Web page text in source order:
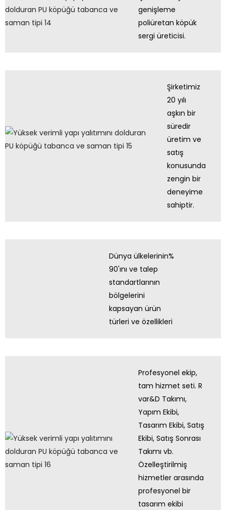
genişleme
poliüretan köpük
sergi üreticisi.
Şirketimiz
20 yılı
aşkın bir
süredir
üretim ve
satış
konusunda
zengin bir
deneyime
sahiptir.
Dünya ülkelerinin%
90'ını ve talep
standartlarının
bölgelerini
kapsayan ürün
türleri ve özellikleri
Profesyonel ekip,
tam hizmet seti. R
var&D Takımı,
Yapım Ekibi,
Tasarım Ekibi, Satış
Ekibi, Satış Sonrası
Takımı vb.
Özelleştirilmiş
hizmetler arasında
profesyonel bir
tasarım ekibi